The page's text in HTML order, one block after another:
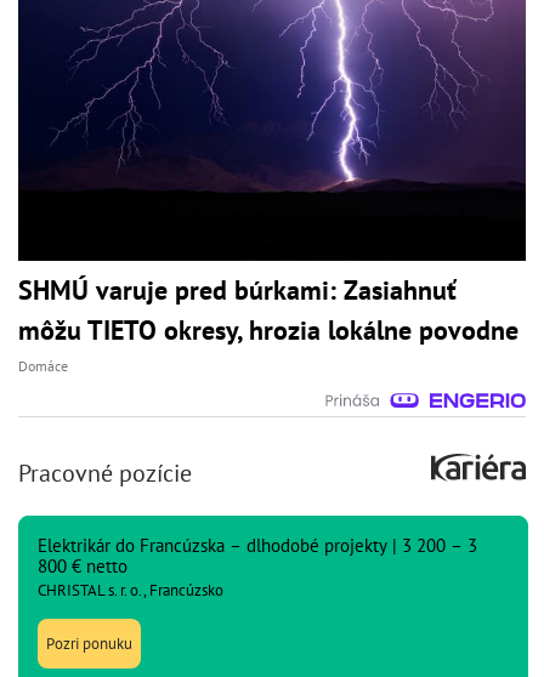
SHMÚ varuje pred búrkami: Zasiahnuť
môžu TIETO okresy, hrozia lokálne povodne
Domáce
Pracovné pozície
Elektrikár do Francúzska – dlhodobé projekty | 3 200 – 3
800 € netto
CHRISTAL s. r. o., Francúzsko
Pozri ponuku